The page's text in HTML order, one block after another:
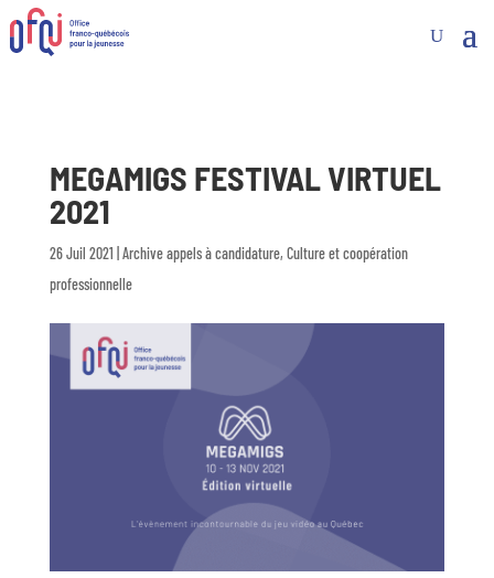
MEGAMIGS FESTIVAL VIRTUEL
2021
26 Juil 2021 Archive appels à candidature, Culture et coopération
professionnelle